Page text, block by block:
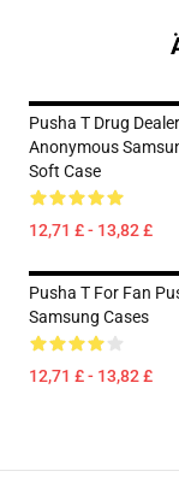
Pusha T Drug
Anonymous
Soft Case
12,71 £ - 13,82 £
Pusha T For Fan
Samsung Cases
12,71 £ - 13,82 £